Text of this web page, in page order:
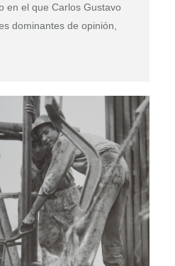
en el que Carlos Gustavo
dominantes de opinión,